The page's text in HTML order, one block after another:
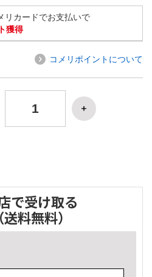
リカードでお支払いで
獲得
コメリポイントについて
で受け取る
（送料無料）